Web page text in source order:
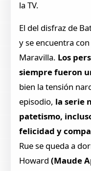
la TV.
El del disfraz de
y se encuentra
Maravilla. Los
siempre fueron
bien la tensión
episodio, la serie
patetismo,
felicidad y
Rue se queda a
Howard(Maude